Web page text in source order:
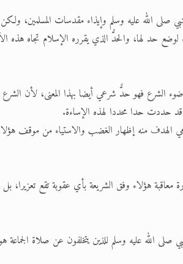
الله عليه وسلم وإيذاء مقدسات المسلمين،
حد لها، والحدُّ الذي يقرره الإسلام تجاه هذه
الشرع فهو حدٌّ شرعي أيضا بهذا المعنى، لأن الشرع
قد حددت حدا محددا لهذه الإساءة.
الهدف منه إظهار الغضب والاستياء من موقف
هؤلاء وفق الشريعة بأي عقوبة تقع تعزيرا، بل
الله عليه وسلم للذين يتخلفون عن صلاة الجماعة